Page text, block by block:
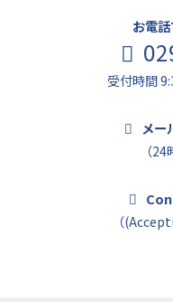
お電
受付時間
メー
（
（